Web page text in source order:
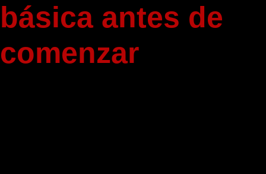
básica antes de
comenzar